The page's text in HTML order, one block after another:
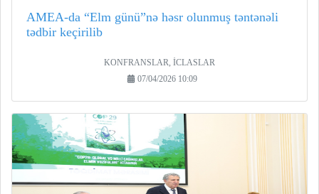
AMEA-da “Elm günü”nə həsr olunmuş təntənəli
tədbir keçirilib
KONFRANSLAR, İCLASLAR
07/04/2026 10:09